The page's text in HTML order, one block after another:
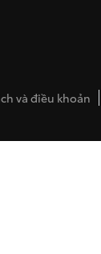
và điều khoản